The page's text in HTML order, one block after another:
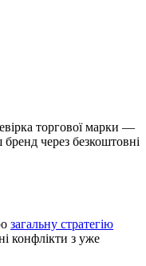
торгової марки —
через безкоштовні
загальну стратегію
конфлікти з уже